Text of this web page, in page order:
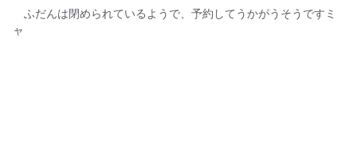
ふだんは閉められているようで、予約してうかがうそうですミ
ャ